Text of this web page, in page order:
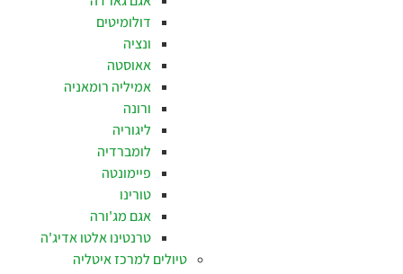
דולומיטים
ונציה
אאוסטה
אמיליה רומאניה
ורונה
ליגוריה
לומברדיה
פיימונטה
טורינו
אגם מג'ורה
טרנטינו אלטו אדיג'ה
טיולים למרכז איטליה